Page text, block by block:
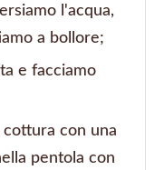
l'acqua,
a bollore;
e facciamo
cottura con una
pentola con